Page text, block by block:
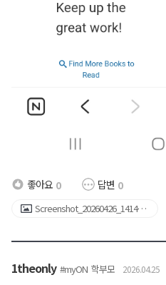
좋아요 0 답변 0
Screenshot_20260426_141401
1theonly #myON 학부모 2026.04.25